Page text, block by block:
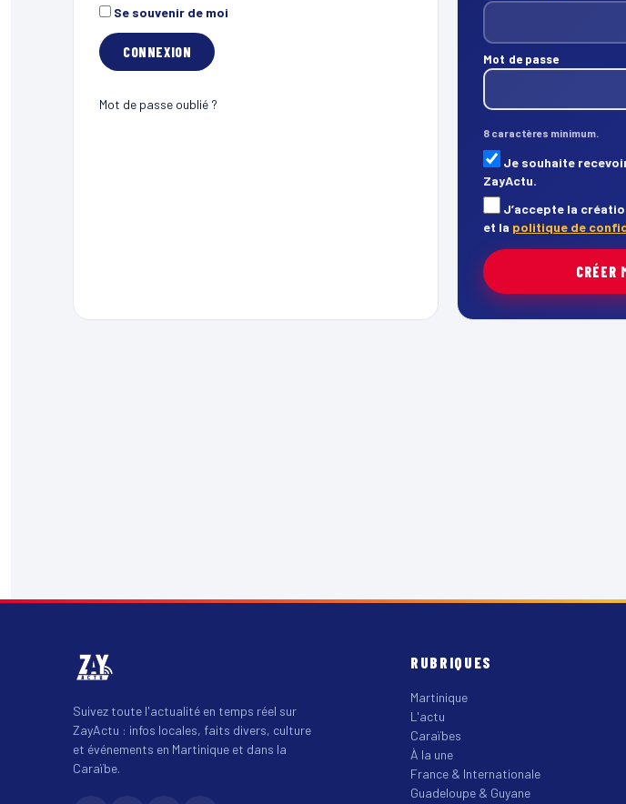
Se souvenir de moi
Mot de passe oublié ?
Mot de passe
8 caractères minimum.
Je souhaite
ZayActu.
J’accepte la
et la politique de
CRÉER
Suivez toute l'actualité en temps réel sur
ZayActu : infos locales, faits divers, culture
et événements en Martinique et dans la
Caraïbe.
RUBRIQUES
Martinique
L'actu
Caraïbes
À la une
France & Internationale
Guadeloupe & Guyane